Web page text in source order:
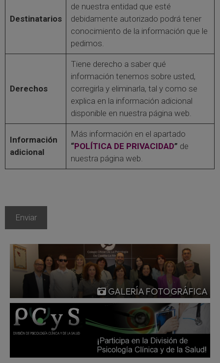
Destinatarios
de nuestra entidad que esté
debidamente autorizado podrá tener
conocimiento de la información que le
pedimos.
Derechos
Tiene derecho a saber qué
información tenemos sobre usted,
corregirla y eliminarla, tal y como se
explica en la información adicional
disponible en nuestra página web.
Información
adicional
Más información en el apartado
“POLÍTICA DE PRIVACIDAD” de
nuestra página web.
GALERÍA FOTOGRÁFICA